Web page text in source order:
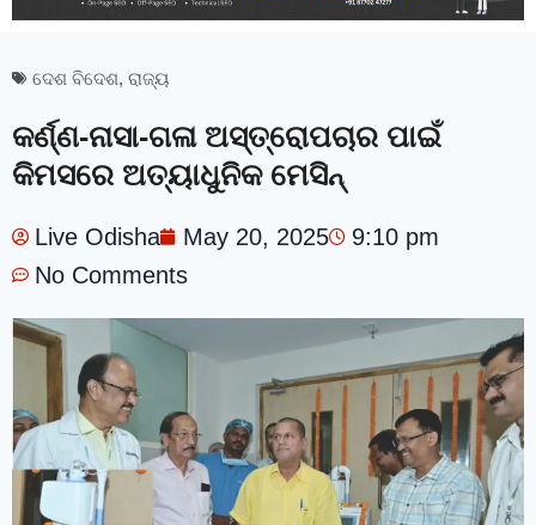
ଦେଶ ବିଦେଶ, ରାଜ୍ୟ
କର୍ଣ୍ଣ-ନାସା-ଗଳା ଅସ୍ତ୍ରୋପଚାର ପାଇଁ
କିମସରେ ଅତ୍ୟାଧୁନିକ ମେସିନ୍‍
Live Odisha May 20, 2025
9:10 pm
No Comments